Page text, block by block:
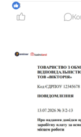
подаватиметься
внесено до її
3